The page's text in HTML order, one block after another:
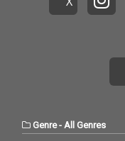
Genre- All Genres